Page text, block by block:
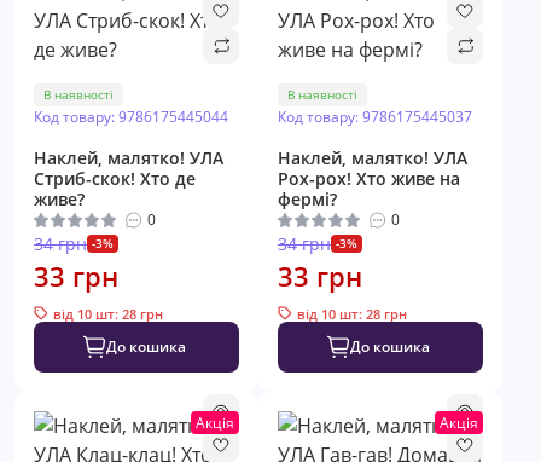
В наявності
Код товару: 9786175445044
Наклей, малятко! УЛА
Стриб-скок! Хто де
живе?
0
34 грн -3%
33 грн
від 10 шт: 28 грн
До кошика
В наявності
Код товару: 9786175445037
Наклей, малятко! УЛА
Рох-рох! Хто живе на
фермі?
0
34 грн -3%
33 грн
від 10 шт: 28 грн
До кошика
Акція Акція